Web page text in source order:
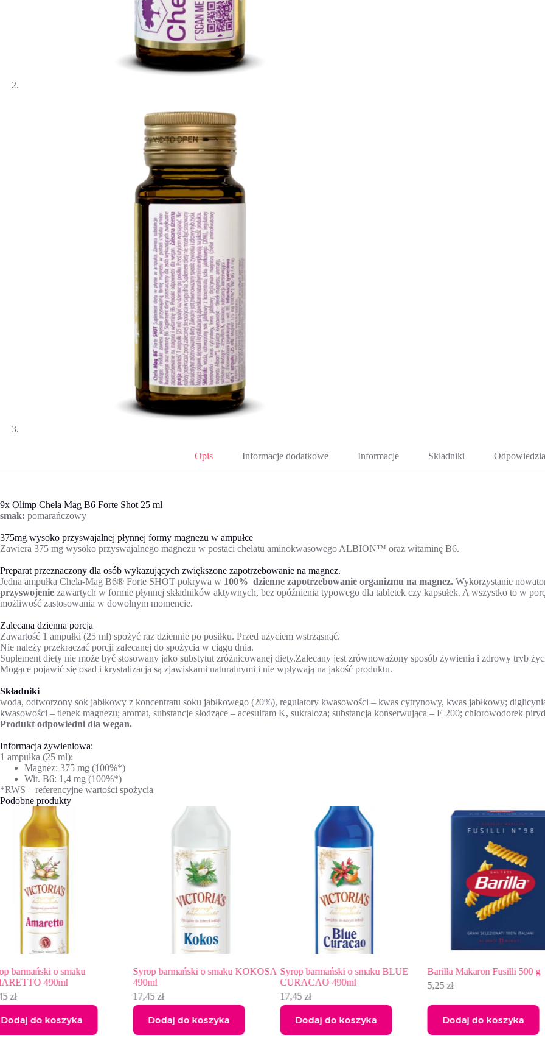
Opis Informacje dodatkowe Informacje Składniki
9x Olimp Chela Mag B6 Forte Shot 25 ml
smak: pomarańczowy
375mg wysoko przyswajalnej płynnej formy magnezu w ampułce
Zawiera 375 mg wysoko przyswajalnego magnezu w postaci chelatu aminokwasowego ALBION™ oraz witaminę B6.
Preparat przeznaczony dla osób wykazujących zwiększone zapotrzebowanie na magnez.
Jedna ampułka Chela-Mag B6® Forte SHOT pokrywa w 100% dzienne zapotrzebowanie organizmu na magnez. Wykorzystanie
przyswojenie zawartych w formie płynnej składników aktywnych, bez opóźnienia typowego dla tabletek czy kapsułek. A wszystko to w
możliwość zastosowania w dowolnym momencie.
Zalecana dzienna porcja
Zawartość 1 ampułki (25 ml) spożyć raz dziennie po posiłku. Przed użyciem wstrząsnąć.
Nie należy przekraczać porcji zalecanej do spożycia w ciągu dnia.
Suplement diety nie może być stosowany jako substytut zróżnicowanej diety.Zalecany jest zrównoważony sposób żywienia i zdrowy tryb
Mogące pojawić się osad i krystalizacja są zjawiskami naturalnymi i nie wpływają na jakość produktu.
Składniki
woda, odtworzony sok jabłkowy z koncentratu soku jabłkowego (20%), regulatory kwasowości – kwas cytrynowy, kwas jabłkowy;
kwasowości – tlenek magnezu; aromat, substancje słodzące – acesulfam K, sukraloza; substancja konserwująca – E 200; chlorowodorek
Produkt odpowiedni dla wegan.
Informacja żywieniowa:
1 ampułka (25 ml):
Magnez: 375 mg (100%*)
Wit. B6: 1,4 mg (100%*)
*RWS – referencyjne wartości spożycia
Podobne produkty
Syrop barmański o smaku KOKOSA
490ml
17,45
Dodaj do koszyka
Syrop barmański o smaku BLUE
CURACAO 490ml
17,45
Dodaj do koszyka
Barilla Makaron Fusilli 500 g
5,25zł
Dodaj do koszyka
Syrop barmański o
CZEKOLADĄ 490ml
Dodaj do koszyka